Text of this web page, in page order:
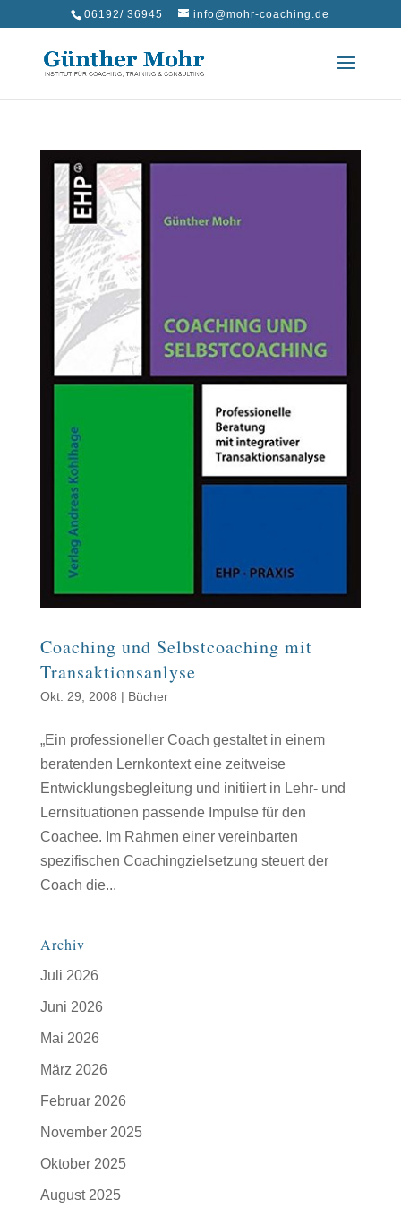
06192/ 36945 info@mohr-coaching.de
Coaching und Selbstcoaching mit
Transaktionsanlyse
Okt. 29, 2008 | Bücher
„Ein professioneller Coach gestaltet in einem
beratenden Lernkontext eine zeitweise
Entwicklungsbegleitung und initiiert in Lehr- und
Lernsituationen passende Impulse für den
Coachee. Im Rahmen einer vereinbarten
spezifischen Coachingzielsetzung steuert der
Coach die...
Archiv
Juli 2026
Juni 2026
Mai 2026
März 2026
Februar 2026
November 2025
Oktober 2025
August 2025